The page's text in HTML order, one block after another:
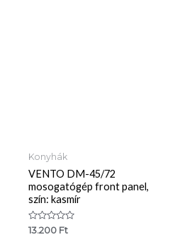
Konyhák
VENTO DM-45/72
mosogatógép front panel,
szín: kasmír
Értékelés:
0
13.200 Ft